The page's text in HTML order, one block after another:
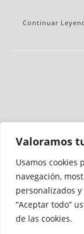
Valoramos
Usamos cookies
navegación,
personalizados
“Aceptar todo”
de las cookies.
Continuar